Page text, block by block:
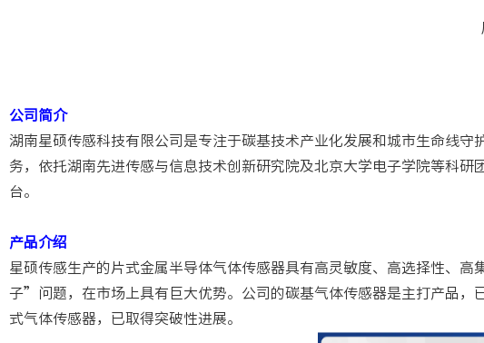
公司简介
湖南星硕传感科技有限公司是专注于碳基技术产业化发展和城市生命线
务，依托湖南先进传感与信息技术创新研究院及北京大学电子学院等科
台。
产品介绍
星硕传感生产的片式金属半导体气体传感器具有高灵敏度、高选择性、
子”问题，在市场上具有巨大优势。公司的碳基气体传感器是主打产品，
式气体传感器，已取得突破性进展。